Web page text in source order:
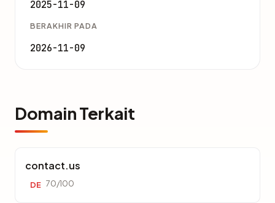
2025-11-09
BERAKHIR PADA
2026-11-09
Domain Terkait
contact.us
DE 70/100